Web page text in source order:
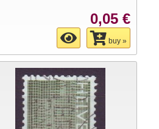
0,05 €
buy »